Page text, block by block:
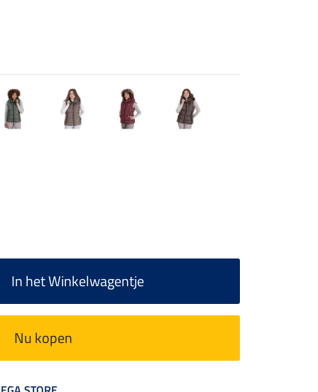
In het Winkelwagentje
Nu kopen